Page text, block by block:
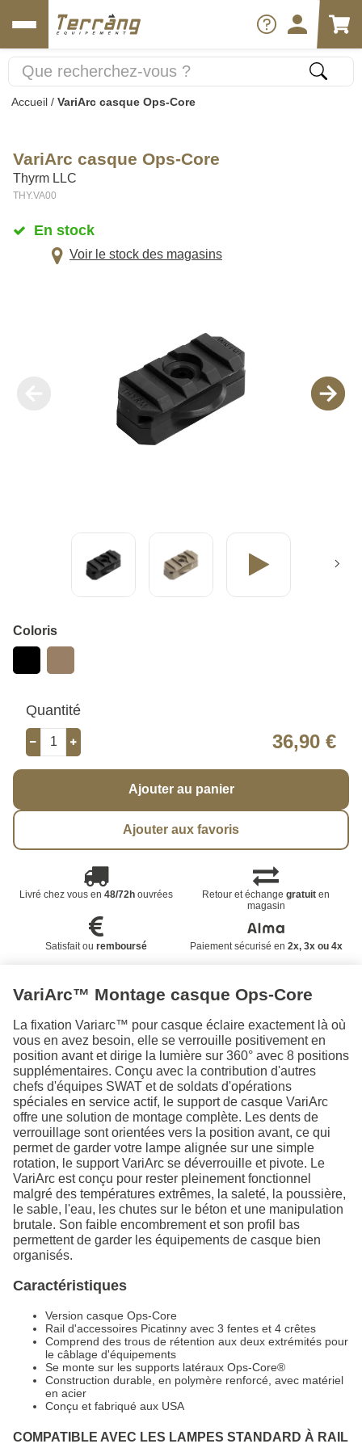
Accueil / VariArc casque Ops-Core
VariArc casque Ops-Core
Thyrm LLC
THY.VA00
En stock
Voir le stock des magasins
Coloris
Quantité
36,90 €
Ajouter au panier
Ajouter aux favoris
Livré chez vous en 48/72houvrées Retour et échangegratuit en
magasin
Satisfait ou remboursé Paiement sécurisé en 2x, 3x ou 4x
VariArc™ Montage casque Ops-Core
La fixation Variarc™ pour casque éclaire exactement là où
vous en avez besoin, elle se verrouille positivement en
position avant et dirige la lumière sur 360° avec 8 positions
supplémentaires. Conçu avec la contribution d'autres
chefs d'équipes SWAT et de soldats d'opérations
spéciales en service actif, le support de casque VariArc
offre une solution de montage complète. Les dents de
verrouillage sont orientées vers la position avant, ce qui
permet de garder votre lampe alignée sur une simple
rotation, le support VariArc se déverrouille et pivote. Le
VariArc est conçu pour rester pleinement fonctionnel
malgré des températures extrêmes, la saleté, la poussière,
le sable, l'eau, les chutes sur le béton et une manipulation
brutale. Son faible encombrement et son profil bas
permettent de garder les équipements de casque bien
organisés.
Caractéristiques
Version casque Ops-Core
Rail d'accessoires Picatinny avec 3 fentes et 4 crêtes
Comprend des trous de rétention aux deux extrémités pour
le câblage d'équipements
Se monte sur les supports latéraux Ops-Core®
Construction durable, en polymère renforcé, avec matériel
en acier
Conçu et fabriqué aux USA
COMPATIBLE AVEC LES LAMPES STANDARD À RAIL